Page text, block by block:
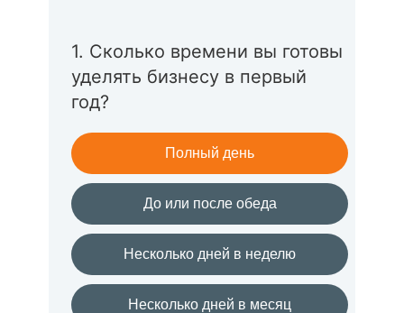
1. Сколько времени вы готовы
уделять бизнесу в первый
год?
Полный день
До или после обеда
Несколько дней в неделю
Несколько дней в месяц